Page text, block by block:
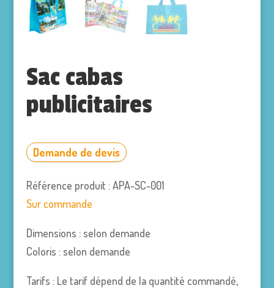
Sac cabas
publicitaires
Demande de devis
Référence produit : APA-SC-001
Sur commande
Dimensions : selon demande
Coloris : selon demande
Tarifs : Le tarif dépend de la quantité commandé,